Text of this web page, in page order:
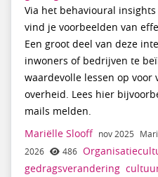
Via het behavioural
vind je voorbeelden van
Een groot deel van deze
inwoners of bedrijven te
waardevolle lessen op
overheid. Lees hier
mails melden.
Mariëlle Slooff nov 2025
2026
486
gedragsverandering